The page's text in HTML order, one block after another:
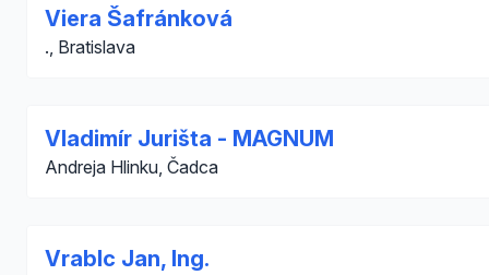
Viera Šafránková
., Bratislava
Vladimír Jurišta - MAGNUM
Andreja Hlinku, Čadca
Vrablc Jan, Ing.